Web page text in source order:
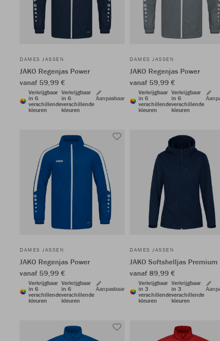
DAMES JASSEN
JAKO Regenjas Power
vanaf 59,99 €
Verkrijgbaar
in 6
verschillende
kleuren
Verkrijgbaar
in 6
verschillende
kleuren
Aanpasbaar
DAMES JASSEN
JAKO Regenjas Power
vanaf 59,99 €
Verkrijgbaar
in 6
verschillende
kleuren
Verkrijgbaar
in 6
verschillende
kleuren
DAMES JASSEN
JAKO Regenjas Power
vanaf 59,99 €
Verkrijgbaar
in 6
verschillende
kleuren
Verkrijgbaar
in 6
verschillende
kleuren
Aanpasbaar
DAMES JASSEN
JAKO Softshelljas Premium
vanaf 89,99 €
Verkrijgbaar
in 3
verschillende
kleuren
Verkrijgbaar
in 3
verschillende
kleuren